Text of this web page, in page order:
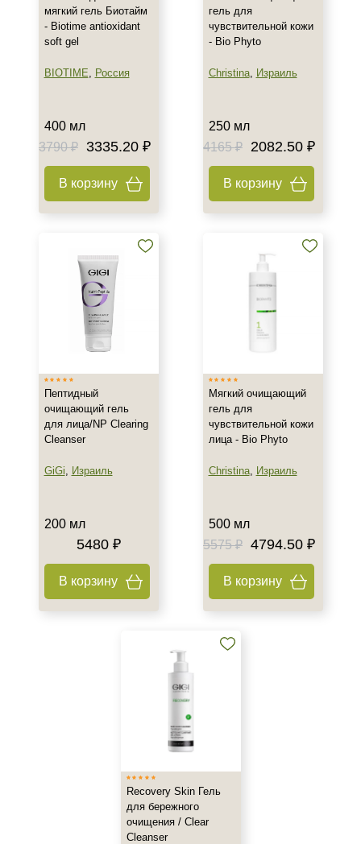
мягкий гель Биотайм
- Biotime antioxidant
soft gel
BIOTIME, Россия
400 мл
3790 ₽
3335.20 ₽
В корзину
гель для
чувствительной кожи
- Bio Phyto
Christina, Израиль
250 мл
4165 ₽
2082.50 ₽
В корзину
Пептидный
очищающий гель
для лица/NP Clearing
Cleanser
GiGi, Израиль
200 мл
5480 ₽
В корзину
Мягкий очищающий
гель для
чувствительной кожи
лица - Bio Phyto
Christina, Израиль
500 мл
5575 ₽ 4794.50 ₽
В корзину
Recovery Skin Гель
для бережного
очищения / Clear
Cleanser